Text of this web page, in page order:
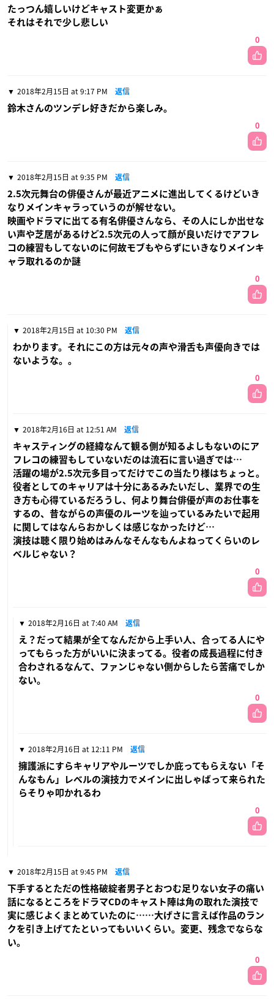
たっつん嬉しいけどキャスト変更かぁ
それはそれで少し悲しい
0
2018年2月15日 at 9:17 PM 返信
鈴木さんのツンデレ好きだから楽しみ。
0
2018年2月15日 at 9:35 PM 返信
2.5次元舞台の俳優さんが最近アニメに進出してくるけどいき
なりメインキャラっていうのが解せない。
映画やドラマに出てる有名俳優さんなら、その人にしか出せな
い声や芝居があるけど2.5次元の人って顔が良いだけでアフレ
コの練習もしてないのに何故モブもやらずにいきなりメインキ
ャラ取れるのか謎
0
2018年2月15日 at 10:30 PM 返信
わかります。それにこの方は元々の声や滑舌も声優向きでは
ないような。。
0
2018年2月16日 at 12:51 AM 返信
キャスティングの経緯なんて観る側が知るよしもないのにア
フレコの練習もしていないだのは流石に言い過ぎでは…
活躍の場が2.5次元多目ってだけでこの当たり様はちょっと。
役者としてのキャリアは十分にあるみたいだし、業界での生
き方も心得ているだろうし、何より舞台俳優が声のお仕事を
するの、昔ながらの声優のルーツを辿っているみたいで起用
に関してはなんらおかしくは感じなかったけど…
演技は聴く限り始めはみんなそんなもんよねってくらいのレ
ベルじゃない？
0
2018年2月16日 at 7:40 AM 返信
え？だって結果が全てなんだから上手い人、合ってる人にや
ってもらった方がいいに決まってる。役者の成長過程に付き
合わされるなんて、ファンじゃない側からしたら苦痛でしか
ない。
0
2018年2月16日 at 12:11 PM 返信
擁護派にすらキャリアやルーツでしか庇ってもらえない「そ
んなもん」レベルの演技力でメインに出しゃばって来られた
らそりゃ叩かれるわ
0
2018年2月15日 at 9:45 PM 返信
下手するとただの性格破綻者男子とおつむ足りない女子の痛い
話になるところをドラマCDのキャスト陣は角の取れた演技で
実に感じよくまとめていたのに……大げさに言えば作品のラン
クを引き上げてたといってもいいくらい。変更、残念でならな
い。
0